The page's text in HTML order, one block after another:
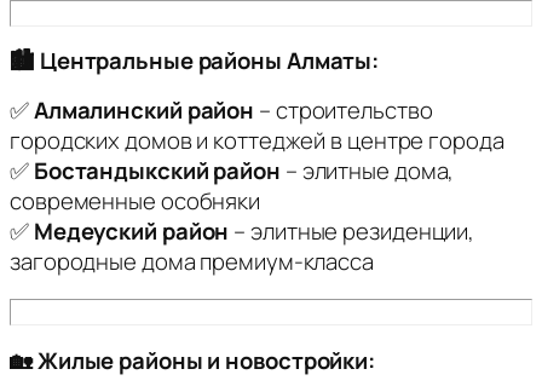
🏙 Центральные районы Алматы:
✅Алмалинский район – строительство
городских домов и коттеджей в центре города
✅Бостандыкский район – элитные дома,
современные особняки
✅Медеуский район – элитные резиденции,
загородные дома премиум-класса
🏡 Жилые районы и новостройки: